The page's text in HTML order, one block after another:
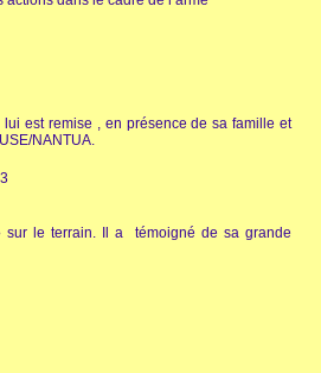
est remise , en présence de sa famille et
NANTUA.
sur le terrain. Il a témoigné de sa grande